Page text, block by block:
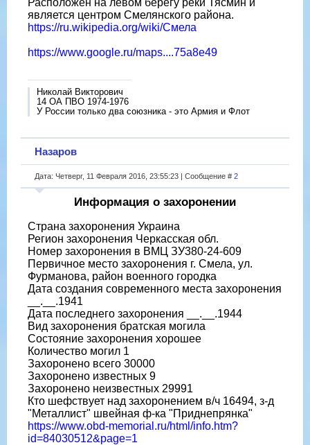
Расположен на левом берегу реки Тясмин и
является центром Смелянского района.
https://ru.wikipedia.org/wiki/Смела
https://www.google.ru/maps....75a8e49
Николай Викторович
14 ОА ПВО 1974-1976
У России только два союзника - это Армия и Флот
Назаров
Дата: Четверг, 11 Февраля 2016, 23:55:23 | Сообщение # 2
Информация о захоронении
Страна захоронения Украина
Регион захоронения Черкасская обл.
Номер захоронения в ВМЦ ЗУ380-24-609
Первичное место захоронения г. Смела, ул.
Фурманова, район военного городка
Дата создания современного места захоронения
__.__.1941
Дата последнего захоронения __.__.1944
Вид захоронения братская могила
Состояние захоронения хорошее
Количество могил 1
Захоронено всего 30000
Захоронено известных 9
Захоронено неизвестных 29991
Кто шефствует над захоронением в/ч 16494, з-д
"Металлист" швейная ф-ка "Приднепрянка"
https://www.obd-memorial.ru/html/info.htm?
id=84030512&page=1